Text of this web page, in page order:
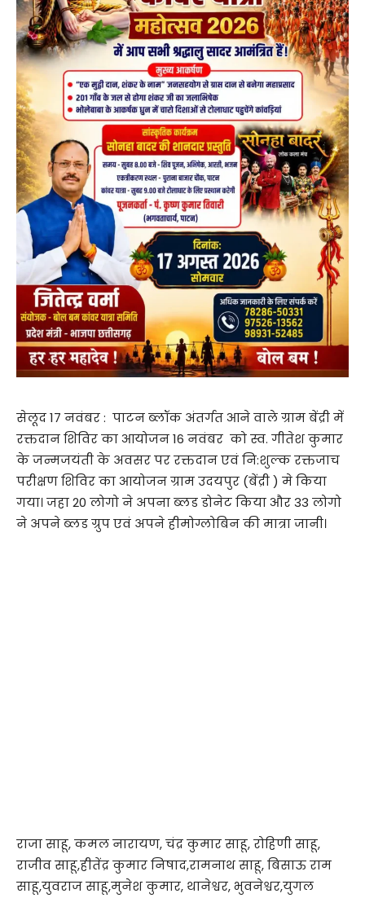
सेलूद 17 नवंबर : पाटन ब्लॉक अंतर्गत आने वाले ग्राम बेंद्री में
रक्तदान शिविर का आयोजन 16 नवंबर को स्व. गीतेश कुमार
के जन्मजयंती के अवसर पर रक्तदान एवं नि:शुल्क रक्तजाच
परीक्षण शिविर का आयोजन ग्राम उदयपुर (बेंद्री ) मे किया
गया। जहा 20 लोगो ने अपना ब्लड डोनेट किया और 33 लोगो
ने अपने ब्लड ग्रुप एवं अपने हीमोग्लोबिन की मात्रा जानी।
राजा साहू, कमल नारायण, चंद्र कुमार साहू, रोहिणी साहू,
राजीव साहू,हीतेंद्र कुमार निषाद,रामनाथ साहू, बिसाऊ राम
साहू,युवराज साहू,मुनेश कुमार, थानेश्वर, भुवनेश्वर,युगल